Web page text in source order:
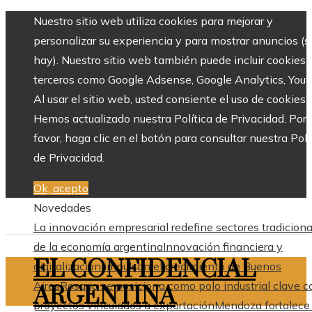
Nuestro sitio web utiliza cookies para mejorar y
personalizar su experiencia y para mostrar anuncios
hay). Nuestro sitio web también puede incluir cookies
terceros como Google Adsense, Google Analytics,
Al usar el sitio web, usted consiente el uso de cookies.
Hemos actualizado nuestra Política de Privacidad. Por
favor, haga clic en el botón para consultar nuestra
de Privacidad.
Ok, acepto
Novedades
La innovación empresarial redefine sectores
de la economía argentinaInnovación financiera y
digitalización impulsan el crecimiento de Buenos
AiresRosario se posiciona como polo industrial clave
proyectos vinculados a exportaciónMendoza fortalece
EL CONFIDENCIAL
ARGENTINA